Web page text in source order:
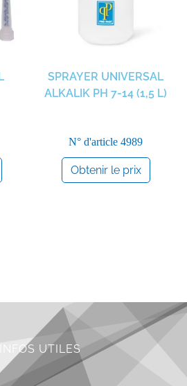
SPRAYER UNIVERSAL
ALKALIK PH 7-14 (1,5 L)
N° d'article 4989
Obtenir le prix
INFOS UTILES